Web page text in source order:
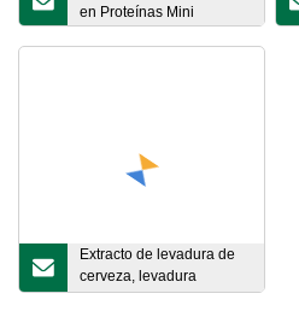
en Proteínas Mini
Extracto de levadura de
cerveza, levadura
nutricional en polvo,